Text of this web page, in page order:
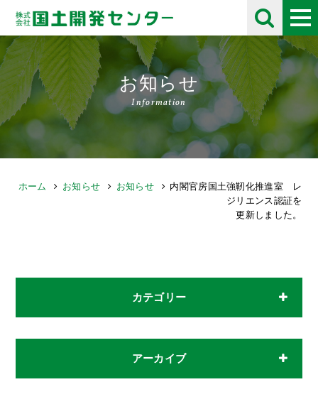
お知らせ
Information
ホーム お知らせ お知らせ
内閣官房国土強靭化推進室 レ
ジリエンス認証を
更新しました。
カテゴリー
アーカイブ